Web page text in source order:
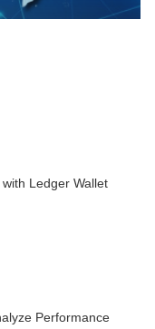
Ledger Wallet
Performance